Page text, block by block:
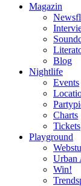
Magazin
Blog
Nightlife
Events
Charts
Tickets
Playground
Urban
Win!